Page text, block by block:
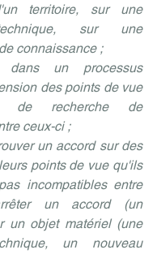
territoire, sur une
sur une
connaissance ;
dans un processus
des points de vue
de recherche de
ceux-ci ;
un accord sur des
points de vue qu'ils
incompatibles entre
un accord (un
un objet matériel (une
un nouveau